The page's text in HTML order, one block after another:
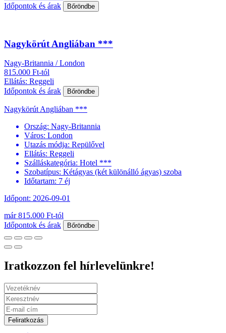
Időpontok és árak
Bőröndbe
Nagykörút Angliában ***
Nagy-Britannia / London
815.000 Ft-tól
Ellátás: Reggeli
Időpontok és árak
Bőröndbe
Nagykörút Angliában ***
Ország: Nagy-Britannia
Város: London
Utazás módja: Repülővel
Ellátás: Reggeli
Szálláskategória: Hotel ***
Szobatípus: Kétágyas (két különálló ágyas) szoba
Időtartam: 7 éj
Időpont: 2026-09-01
már 815.000 Ft-tól
Időpontok és árak
Bőröndbe
Iratkozzon fel hírlevelünkre!
Feliratkozás